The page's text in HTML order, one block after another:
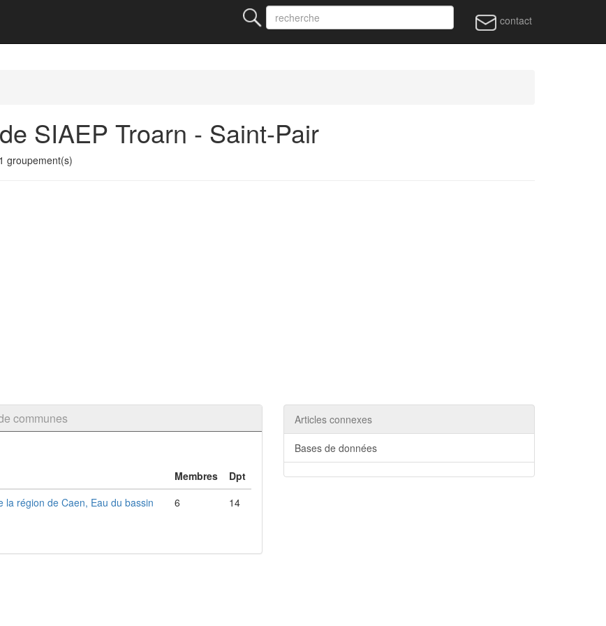
contact
SIAEP Troarn - Saint-Pair
groupement(s)
communes
Membres
Dpt
région de Caen, Eau du bassin
6 14
Articles connexes
Bases de données